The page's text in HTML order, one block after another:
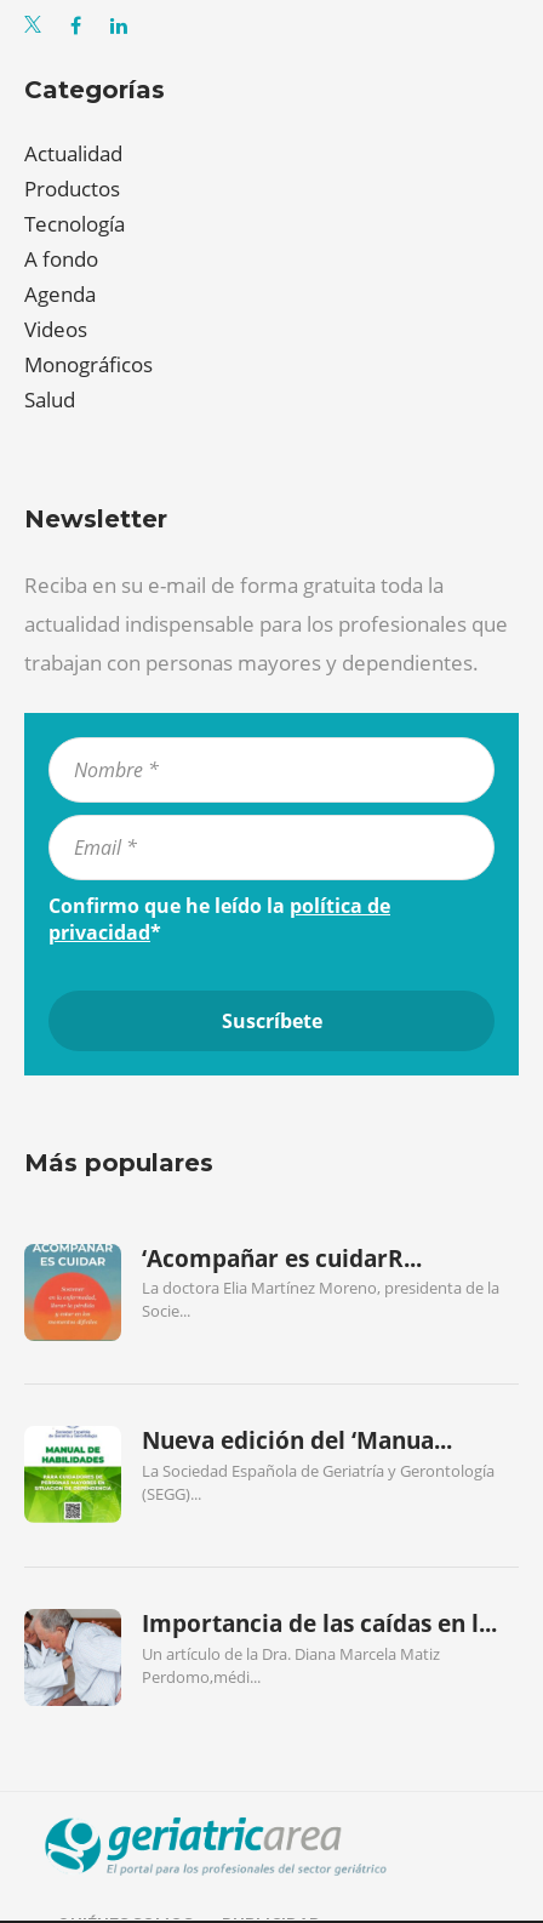
Categorías
Actualidad
Productos
Tecnología
A fondo
Agenda
Videos
Monográficos
Salud
Newsletter
Reciba en su e-mail de forma gratuita toda la
actualidad indispensable para los profesionales que
trabajan con personas mayores y dependientes.
Confirmo que he leído la política de
privacidad*
Más populares
‘Acompañar es cuidarR...
La doctora Elia Martínez Moreno, presidenta de la
Socie...
Nueva edición del ‘Manua...
La Sociedad Española de Geriatría y Gerontología
(SEGG)...
Importancia de las caídas en l...
Un artículo de la Dra. Diana Marcela Matiz
Perdomo,médi...